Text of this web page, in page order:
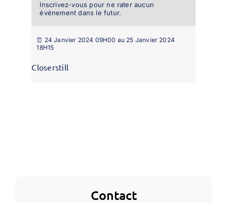
Inscrivez-vous pour ne rater aucun
événement dans le futur.
⏰ 24 Janvier 2024 09H00 au 25 Janvier 2024
18H15
Closerstill
Contact